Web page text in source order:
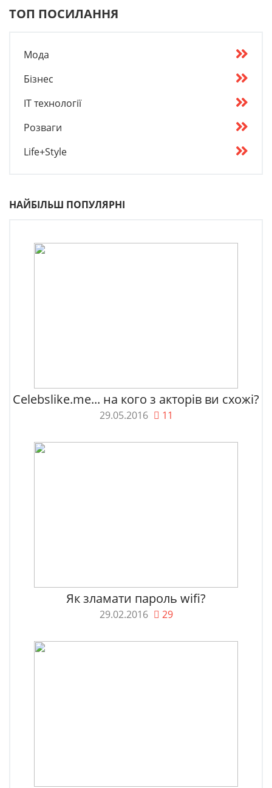
ТОП ПОСИЛАННЯ
Мода
Бізнес
IT технології
Розваги
Life+Style
НАЙБІЛЬШ ПОПУЛЯРНІ
Celebslike.me... на кого з акторів ви схожі?
29.05.2016 11
Як зламати пароль wifi?
29.02.2016 29